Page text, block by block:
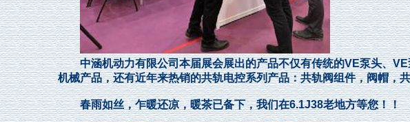
中涵机动力有限公司本届展会展出的产品不仅有传统的VE泵头、VE
机械产品，还有近年来热销的共轨电控系列产品：共轨阀组件，阀帽，
春雨如丝，乍暖还凉，暖茶已备下，我们在6.1J38老地方等您！！